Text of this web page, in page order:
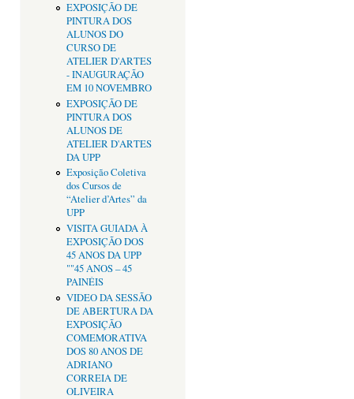
EXPOSIÇÃO DE
PINTURA DOS
ALUNOS DO
CURSO DE
ATELIER D'ARTES
- INAUGURAÇÃO
EM 10 NOVEMBRO
EXPOSIÇÃO DE
PINTURA DOS
ALUNOS DE
ATELIER D'ARTES
DA UPP
Exposição Coletiva
dos Cursos de
“Atelier d’Artes” da
UPP
VISITA GUIADA À
EXPOSIÇÃO DOS
45 ANOS DA UPP
""45 ANOS – 45
PAINÉIS
VIDEO DA SESSÃO
DE ABERTURA DA
EXPOSIÇÃO
COMEMORATIVA
DOS 80 ANOS DE
ADRIANO
CORREIA DE
OLIVEIRA